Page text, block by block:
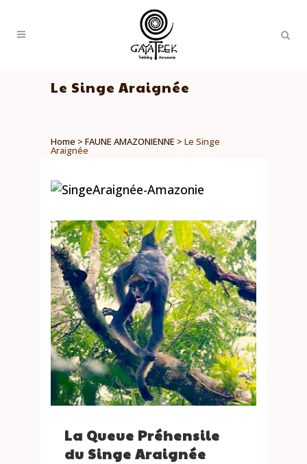
Le Singe Araignée
Home > FAUNE AMAZONIENNE > Le Singe
Araignée
La Queue Préhensile
du Singe Araignée